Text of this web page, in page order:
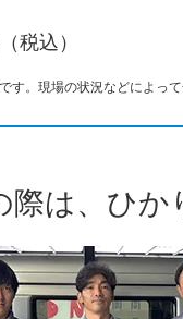
税込）
。現場の状況などによって
際は、ひか